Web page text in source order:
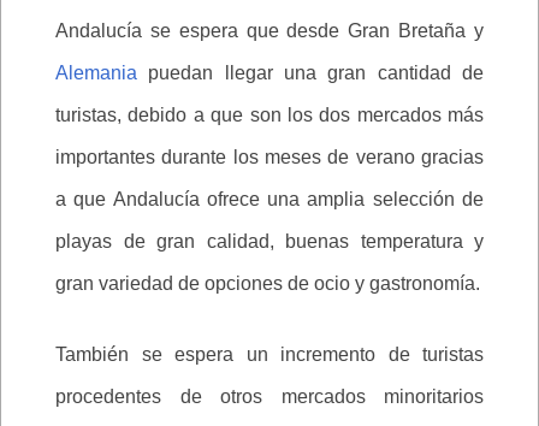
Andalucía se espera que desde Gran Bretaña y
Alemania puedan llegar una gran cantidad de
turistas, debido a que son los dos mercados más
importantes durante los meses de verano gracias
a que Andalucía ofrece una amplia selección de
playas de gran calidad, buenas temperatura y
gran variedad de opciones de ocio y gastronomía.
También se espera un incremento de turistas
procedentes de otros mercados minoritarios